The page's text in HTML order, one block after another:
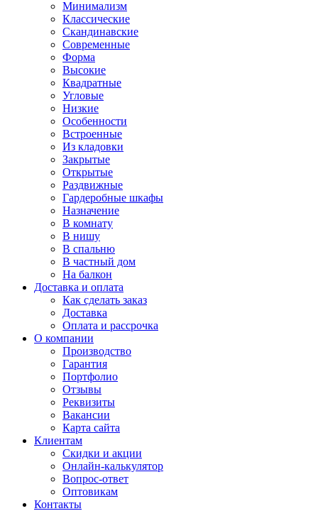
Минимализм
Классические
Скандинавские
Современные
Форма
Высокие
Квадратные
Угловые
Низкие
Особенности
Встроенные
Из кладовки
Закрытые
Открытые
Раздвижные
Гардеробные шкафы
Назначение
В комнату
В нишу
В спальню
В частный дом
На балкон
Доставка и оплата
Как сделать заказ
Доставка
Оплата и рассрочка
О компании
Производство
Гарантия
Портфолио
Отзывы
Реквизиты
Вакансии
Карта сайта
Клиентам
Скидки и акции
Онлайн-калькулятор
Вопрос-ответ
Оптовикам
Контакты